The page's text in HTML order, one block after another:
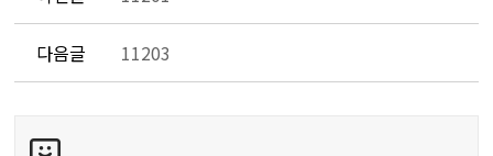
다음글 11203